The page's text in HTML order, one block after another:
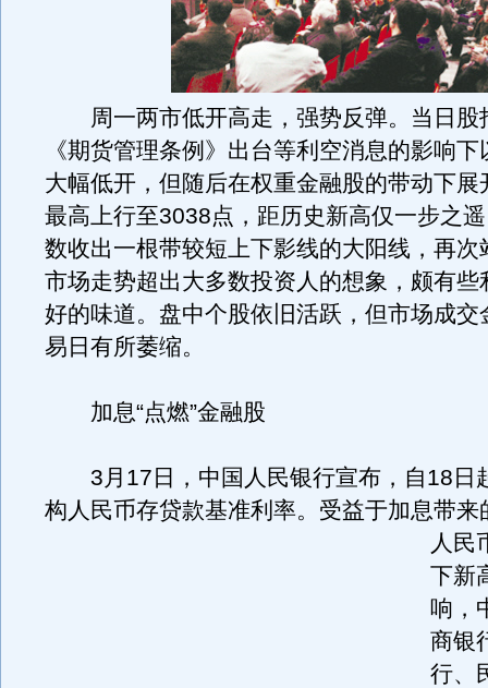
周一两市低开高走，强势反弹。当日股
《期货管理条例》出台等利空消息的影响
大幅低开，但随后在权重金融股的带动下展
最高上行至3038点，距历史新高仅一步之
数收出一根带较短上下影线的大阳线，再次
市场走势超出大多数投资人的想象，颇有些
好的味道。盘中个股依旧活跃，但市场成交
易日有所萎缩。
加息“点燃”金融股
3月17日，中国人民银行宣布，自18日
构人民币存贷款基准利率。 受益于加息带来
人民
下新
响，
商银
行、